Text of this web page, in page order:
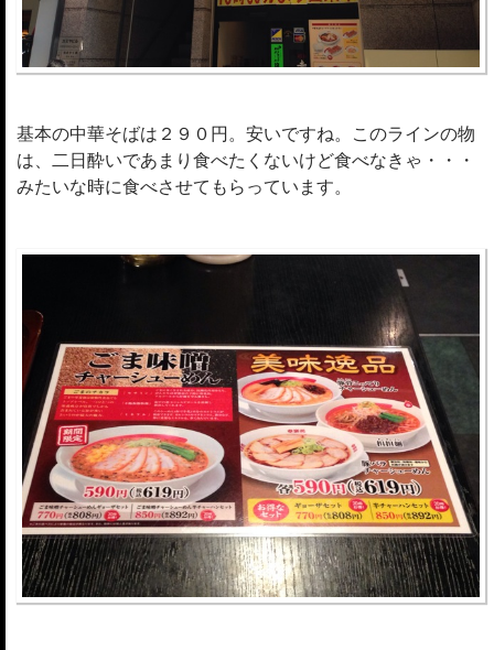
基本の中華そばは２９０円。安いですね。このラインの物
は、二日酔いであまり食べたくないけど食べなきゃ・・・
みたいな時に食べさせてもらっています。